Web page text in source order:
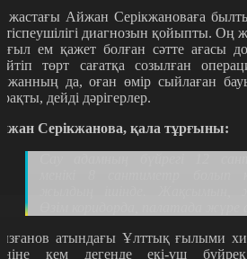
жастағы Айжан Серікжановаға
диагнозын қойыпты. Оң
ем қажет болған сәтте ағасы
төрт сағатқа созылған
да, оған өмір сыйлаған
дейді дәрігерлер.
Серікжанова, қала тұрғыны:
атындағы Ұлттық ғылыми
кем дегенде екі-үш бүйрек